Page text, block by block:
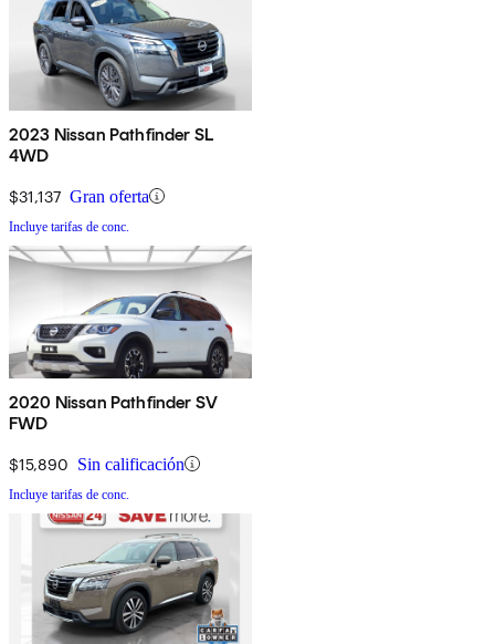
2023 Nissan Pathfinder SL
4WD
$31,137 Gran oferta
Incluye tarifas de conc.
2020 Nissan Pathfinder SV
FWD
$15,890 Sin calificación
Incluye tarifas de conc.